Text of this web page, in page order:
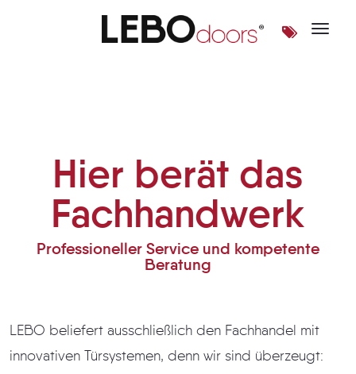
Toggle
Hier berät das
Fachhandwerk
Professioneller Service und kompetente
Beratung
LEBO beliefert ausschließlich den Fachhandel mit
innovativen Türsystemen, denn wir sind überzeugt: